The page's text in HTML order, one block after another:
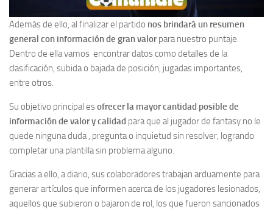
Además de ello, al finalizar el partido nos brindará un resumen
general con información de gran valorpara nuestro puntaje.
Dentro de ella vamos encontrar datos como detalles de la
clasificación, subida o bajada de posición, jugadas importantes,
entre otros.
Su objetivo principal esofrecer la mayor cantidad posible de
información de valor y calidad para que al jugador de fantasy no le
quede ninguna duda , pregunta o inquietud sin resolver, logrando
completar una plantilla sin problema alguno.
Gracias a ello, a diario, sus colaboradores trabajan arduamente para
generar artículos que informen acerca de los jugadores lesionados,
aquellos que subieron o bajaron de rol, los que fueron sancionados